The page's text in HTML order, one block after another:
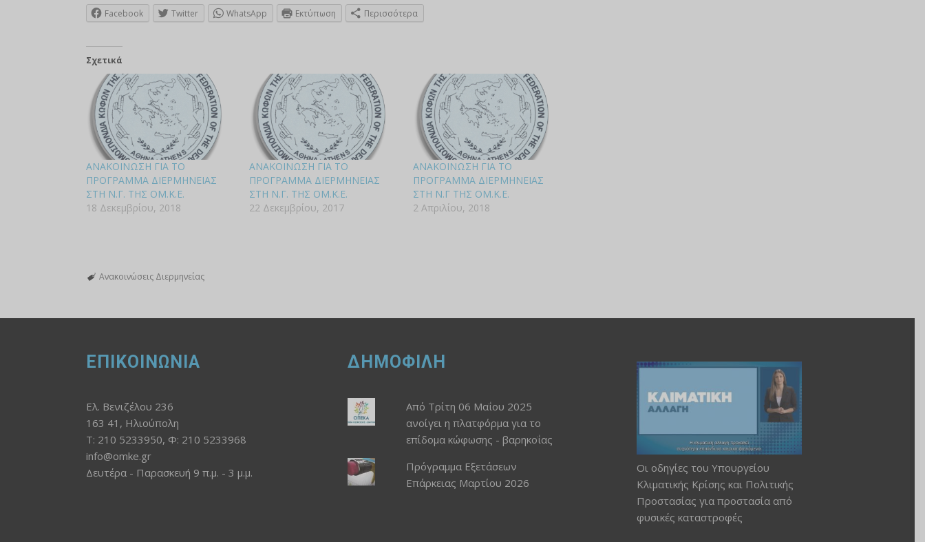
Facebook Twitter WhatsApp Εκτύπωση Περισσότερα
Σχετικά
ΑΝΑΚΟΙΝΩΣΗ ΓΙΑ ΤΟ
ΠΡΟΓΡΑΜΜΑ ΔΙΕΡΜΗΝΕΙΑΣ
ΣΤΗ Ν.Γ. ΤΗΣ ΟΜ.Κ.Ε.
18 Δεκεμβρίου, 2018
ΑΝΑΚΟΙΝΩΣΗ ΓΙΑ ΤΟ
ΠΡΟΓΡΑΜΜΑ ΔΙΕΡΜΗΝΕΙΑΣ
ΣΤΗ Ν.Γ. ΤΗΣ ΟΜ.Κ.Ε.
22 Δεκεμβρίου, 2017
ΑΝΑΚΟΙΝΩΣΗ ΓΙΑ ΤΟ
ΠΡΟΓΡΑΜΜΑ ΔΙΕΡΜΗΝΕΙΑΣ
ΣΤΗ Ν.Γ ΤΗΣ ΟΜ.Κ.Ε.
2 Απριλίου, 2018
Ανακοινώσεις Διερμηνείας
ΕΠΙΚΟΙΝΩΝΙΑ
Ελ. Βενιζέλου 236
163 41, Ηλιούπολη
Τ: 210 5233950, Φ: 210 5233968
info@omke.gr
Δευτέρα - Παρασκευή 9 π.μ. - 3 μ.μ.
ΔΗΜΟΦΙΛΗ
Από Τρίτη 06 Μαΐου 2025
ανοίγει η πλατφόρμα για το
επίδομα κώφωσης - βαρηκοΐας
Πρόγραμμα Εξετάσεων
Επάρκειας Μαρτίου 2026
Οι οδηγίες του Υπουργείου
Κλιματικής Κρίσης και Πολιτικής
Προστασίας για προστασία από
φυσικές καταστροφές